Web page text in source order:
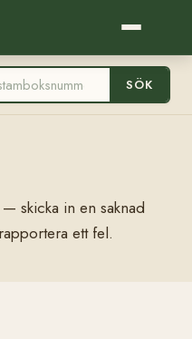
SÖK
skicka in en saknad
ett fel.